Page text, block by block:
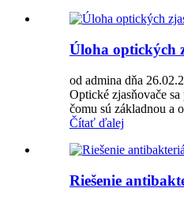
Úloha optických
od admina dňa
Optické zjasňovače
čomu sú základnou a
Čítať ďalej
Riešenie